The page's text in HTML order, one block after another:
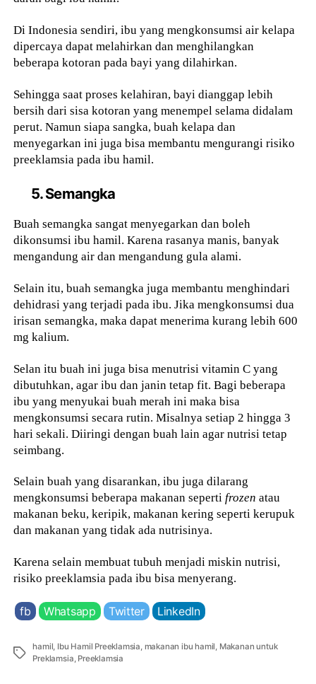
Di Indonesia sendiri, ibu yang mengkonsumsi air kelapa
dipercaya dapat melahirkan dan menghilangkan
beberapa kotoran pada bayi yang dilahirkan.
Sehingga saat proses kelahiran, bayi dianggap lebih
bersih dari sisa kotoran yang menempel selama didalam
perut. Namun siapa sangka, buah kelapa dan
menyegarkan ini juga bisa membantu mengurangi risiko
preeklamsia pada ibu hamil.
5. Semangka
Buah semangka sangat menyegarkan dan boleh
dikonsumsi ibu hamil. Karena rasanya manis, banyak
mengandung air dan mengandung gula alami.
Selain itu, buah semangka juga membantu menghindari
dehidrasi yang terjadi pada ibu. Jika mengkonsumsi dua
irisan semangka, maka dapat menerima kurang lebih 600
mg kalium.
Selan itu buah ini juga bisa menutrisi vitamin C yang
dibutuhkan, agar ibu dan janin tetap fit. Bagi beberapa
ibu yang menyukai buah merah ini maka bisa
mengkonsumsi secara rutin. Misalnya setiap 2 hingga 3
hari sekali. Diiringi dengan buah lain agar nutrisi tetap
seimbang.
Selain buah yang disarankan, ibu juga dilarang
mengkonsumsi beberapa makanan sepertifrozenatau
makanan beku, keripik, makanan kering seperti kerupuk
dan makanan yang tidak ada nutrisinya.
Karena selain membuat tubuh menjadi miskin nutrisi,
risiko preeklamsia pada ibu bisa menyerang.
fb Whatsapp Twitter LinkedIn
Tags
hamil, Ibu Hamil Preeklamsia, makanan ibu hamil, Makanan untuk
Preklamsia, Preeklamsia